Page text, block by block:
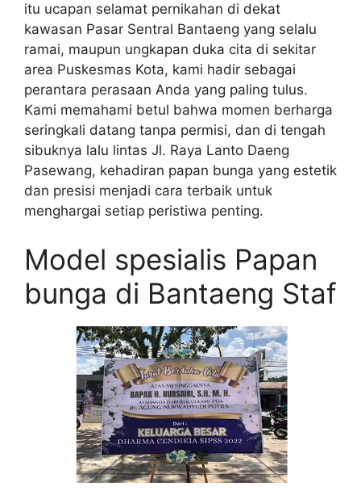
itu ucapan selamat pernikahan di dekat
kawasan Pasar Sentral Bantaeng yang selalu
ramai, maupun ungkapan duka cita di sekitar
area Puskesmas Kota, kami hadir sebagai
perantara perasaan Anda yang paling tulus.
Kami memahami betul bahwa momen berharga
seringkali datang tanpa permisi, dan di tengah
sibuknya lalu lintas Jl. Raya Lanto Daeng
Pasewang, kehadiran papan bunga yang estetik
dan presisi menjadi cara terbaik untuk
menghargai setiap peristiwa penting.
Model spesialis Papan
bunga di Bantaeng Staf